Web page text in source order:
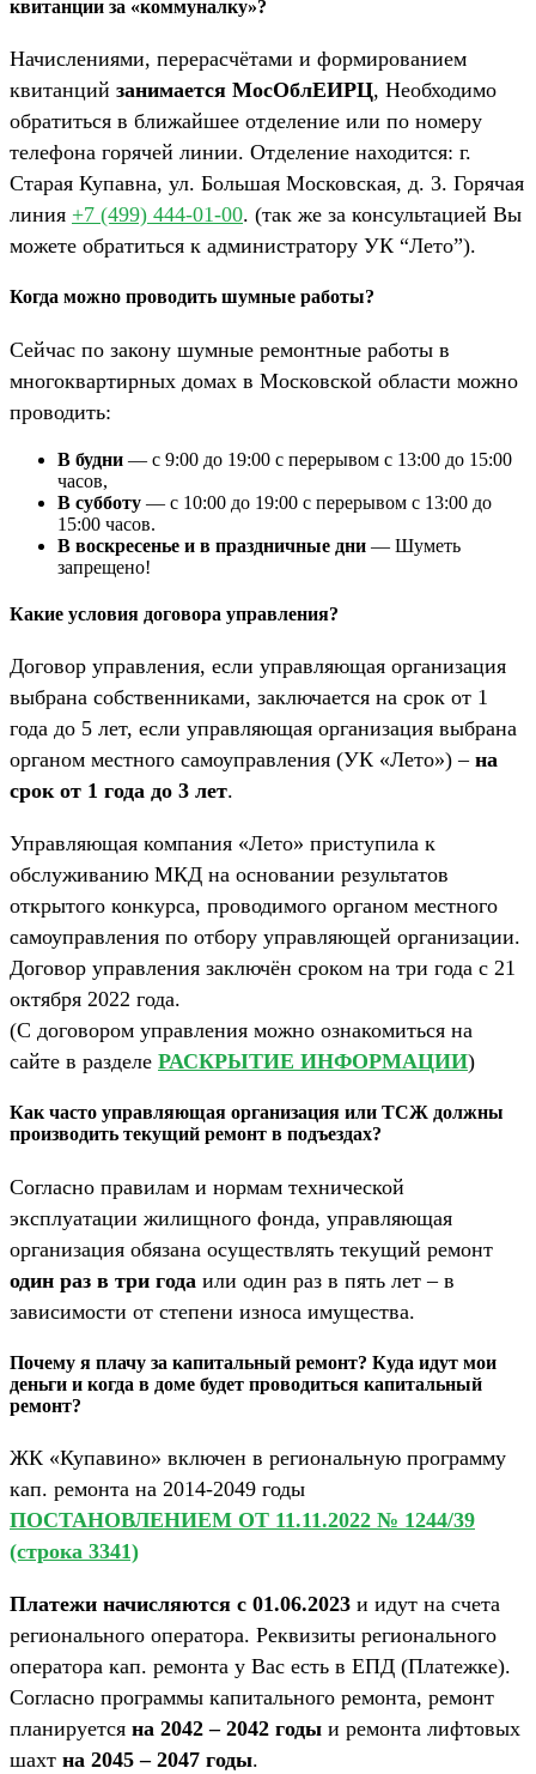
квитанции за «коммуналку»?
Начислениями, перерасчётами и формированием
квитанций занимается МосОблЕИРЦ, Необходимо
обратиться в ближайшее отделение или по номеру
телефона горячей линии. Отделение находится: г.
Старая Купавна, ул. Большая Московская, д. 3. Горячая
линия +7 (499) 444-01-00. (так же за консультацией Вы
можете обратиться к администратору УК “Лето”).
Когда можно проводить шумные работы?
Сейчас по закону шумные ремонтные работы в
многоквартирных домах в Московской области можно
проводить:
В будни — с 9:00 до 19:00 с перерывом с 13:00 до 15:00
часов,
В субботу — с 10:00 до 19:00 с перерывом с 13:00 до
15:00 часов.
В воскресенье и в праздничные дни — Шуметь
запрещено!
Какие условия договора управления?
Договор управления, если управляющая организация
выбрана собственниками, заключается на срок от 1
года до 5 лет, если управляющая организация выбрана
органом местного самоуправления (УК «Лето») – на
срок от 1 года до 3 лет.
Управляющая компания «Лето» приступила к
обслуживанию МКД на основании результатов
открытого конкурса, проводимого органом местного
самоуправления по отбору управляющей организации.
Договор управления заключён сроком на три года с 21
октября 2022 года.
(С договором управления можно ознакомиться на
сайте в разделе РАСКРЫТИЕ ИНФОРМАЦИИ)
Как часто управляющая организация или ТСЖ должны
производить текущий ремонт в подъездах?
Согласно правилам и нормам технической
эксплуатации жилищного фонда, управляющая
организация обязана осуществлять текущий ремонт
один раз в три года или один раз в пять лет – в
зависимости от степени износа имущества.
Почему я плачу за капитальный ремонт? Куда идут мои
деньги и когда в доме будет проводиться капитальный
ремонт?
ЖК «Купавино» включен в региональную программу
кап. ремонта на 2014-2049 годы
ПОСТАНОВЛЕНИЕМ ОТ 11.11.2022 № 1244/39
(строка 3341)
Платежи начисляются с 01.06.2023 и идут на счета
регионального оператора. Реквизиты регионального
оператора кап. ремонта у Вас есть в ЕПД (Платежке).
Согласно программы капитального ремонта, ремонт
планируется на 2042 – 2042 годы и ремонта лифтовых
шахт на 2045 – 2047 годы.